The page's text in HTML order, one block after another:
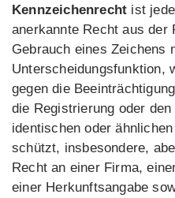
Kennzeichenrecht ist
anerkannte Recht aus der
Gebrauch eines Zeichens
Unterscheidungsfunktion,
gegen die
die Registrierung oder
identischen oder
schützt, insbesondere,
Recht an einer Firma,
einer Herkunftsangabe